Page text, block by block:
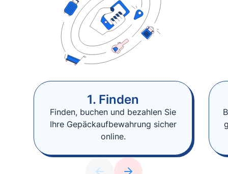
1. Finden
Finden, buchen und bezahlen Sie
Ihre Gepäckaufbewahrung sicher
online.